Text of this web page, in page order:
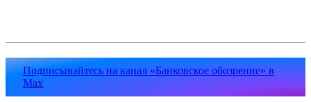
Подписывайтесь на канал «Банковское обозрение» в
Max